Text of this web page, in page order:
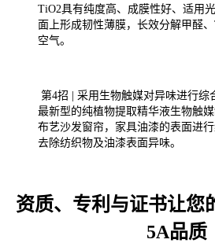
TiO2具有纯度高、成膜性好、适用
面上形成韧性薄膜，长效分解甲醛
空气。
第4招 | 采用生物触媒对异味进行综
最新型的纯植物提取精华液生物触媒
布艺沙发窗帘，家具油漆的表面进
去除纺织物及油漆表面异味。
资质、专利与证书让您
5A品质